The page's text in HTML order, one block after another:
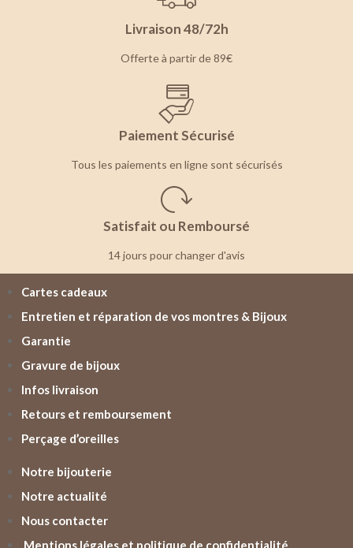
Livraison 48/72h
Offerte à partir de 89€
Paiement Sécurisé
Tous les paiements en ligne sont sécurisés
Satisfait ou Remboursé
14 jours pour changer d'avis
Cartes cadeaux
Entretien et réparation de vos montres & Bijoux
Garantie
Gravure de bijoux
Infos livraison
Retours et remboursement
Perçage d’oreilles
Notre bijouterie
Notre actualité
Nous contacter
Mentions légales et politique de confidentialité